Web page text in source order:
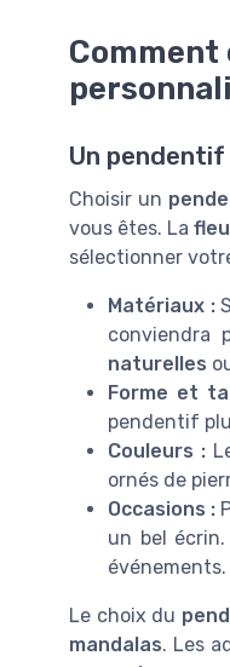
Comment
Un
Choisir un
vous êtes. La
sélectionner
Matériaux :
conviendra
naturelles
Forme et
pendentif
Couleurs :
ornés de
Occasions :
un bel
événements.
Le choix du
mandalas. Les